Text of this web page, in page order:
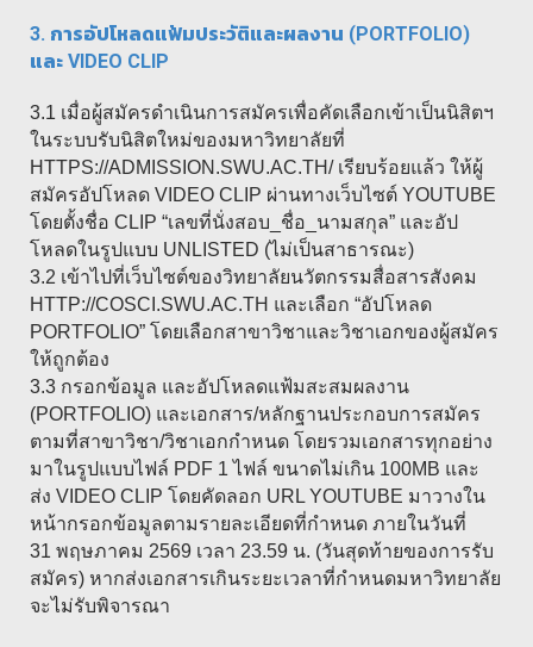
3. การอัปโหลดแฟ้มประวัติและผลงาน (PORTFOLIO)
และ VIDEO CLIP
3.1 เมื่อผู้สมัครดำเนินการสมัครเพื่อคัดเลือกเข้าเป็นนิสิตฯ
ในระบบรับนิสิตใหม่ของมหาวิทยาลัยที่
HTTPS://ADMISSION.SWU.AC.TH/ เรียบร้อยแล้ว ให้ผู้
สมัครอัปโหลด VIDEO CLIP ผ่านทางเว็บไซต์ YOUTUBE
โดยตั้งชื่อ CLIP “เลขที่นั่งสอบ_ชื่อ_นามสกุล” และอัป
โหลดในรูปแบบ UNLISTED (ไม่เป็นสาธารณะ)
3.2 เข้าไปที่เว็บไซต์ของวิทยาลัยนวัตกรรมสื่อสารสังคม
HTTP://COSCI.SWU.AC.TH และเลือก “อัปโหลด
PORTFOLIO” โดยเลือกสาขาวิชาและวิชาเอกของผู้สมัคร
ให้ถูกต้อง
3.3 กรอกข้อมูล และอัปโหลดแฟ้มสะสมผลงาน
(PORTFOLIO) และเอกสาร/หลักฐานประกอบการสมัคร
ตามที่สาขาวิชา/วิชาเอกกำหนด โดยรวมเอกสารทุกอย่าง
มาในรูปแบบไฟล์ PDF 1 ไฟล์ ขนาดไม่เกิน 100MB และ
ส่ง VIDEO CLIP โดยคัดลอก URL YOUTUBE มาวางใน
หน้ากรอกข้อมูลตามรายละเอียดที่กำหนด ภายในวันที่
31 พฤษภาคม 2569 เวลา 23.59 น. (วันสุดท้ายของการรับ
สมัคร) หากส่งเอกสารเกินระยะเวลาที่กำหนดมหาวิทยาลัย
จะไม่รับพิจารณา